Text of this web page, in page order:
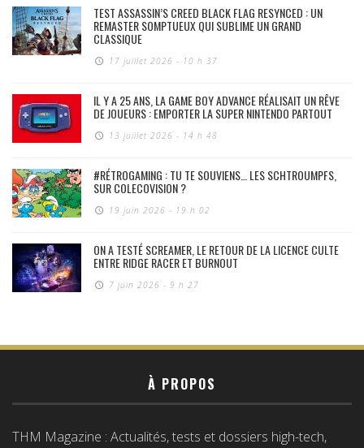
TEST ASSASSIN’S CREED BLACK FLAG RESYNCED : UN
REMASTER SOMPTUEUX QUI SUBLIME UN GRAND
CLASSIQUE
17 juillet 2026 - 10 h 37
IL Y A 25 ANS, LA GAME BOY ADVANCE RÉALISAIT UN RÊVE
DE JOUEURS : EMPORTER LA SUPER NINTENDO PARTOUT
13 juillet 2026 - 14 h 48
#RÉTROGAMING : TU TE SOUVIENS… LES SCHTROUMPFS,
SUR COLECOVISION ?
19 juin 2026 - 19 h 02
ON A TESTÉ SCREAMER, LE RETOUR DE LA LICENCE CULTE
ENTRE RIDGE RACER ET BURNOUT
7 juin 2026 - 9 h 27
À PROPOS
THM Magazine : Actualités, tests et dossiers high-tech,